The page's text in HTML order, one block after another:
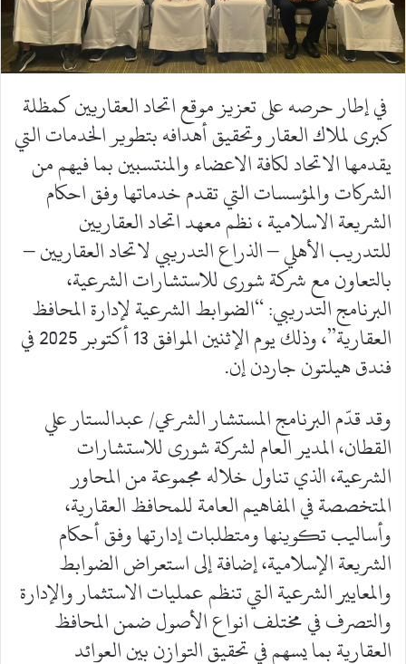
في إطار حرصه على تعزيز موقع اتحاد العقاريين كمظلة
كبرى لملاك العقار وتحقيق أهدافه بتطوير الخدمات التي
يقدمها الاتحاد لكافة الاعضاء والمنتسبين بما فيهم من
الشركات والمؤسسات التي تقدم خدماتها وفق احكام
الشريعة الاسلامية ، نظم معهد اتحاد العقاريين
للتدريب الأهلي – الذراع التدريبي لاتحاد العقاريين –
بالتعاون مع شركة شورى للاستشارات الشرعية،
البرنامج التدريبي: “الضوابط الشرعية لإدارة المحافظ
العقارية”، وذلك يوم الإثنين الموافق 13 أكتوبر 2025 في
فندق هيلتون جاردن إن.
وقد قدّم البرنامج المستشار الشرعي/ عبدالستار علي
القطان، المدير العام لشركة شورى للاستشارات
الشرعية، الذي تناول خلاله مجموعة من المحاور
المتخصصة في المفاهيم العامة للمحافظ العقارية،
وأساليب تكوينها ومتطلبات إدارتها وفق أحكام
الشريعة الإسلامية، إضافة إلى استعراض الضوابط
والمعايير الشرعية التي تنظم عمليات الاستثمار والإدارة
والتصرف في مختلف انواع الأصول ضمن المحافظ
العقارية بما يسهم في تحقيق التوازن بين العوائد